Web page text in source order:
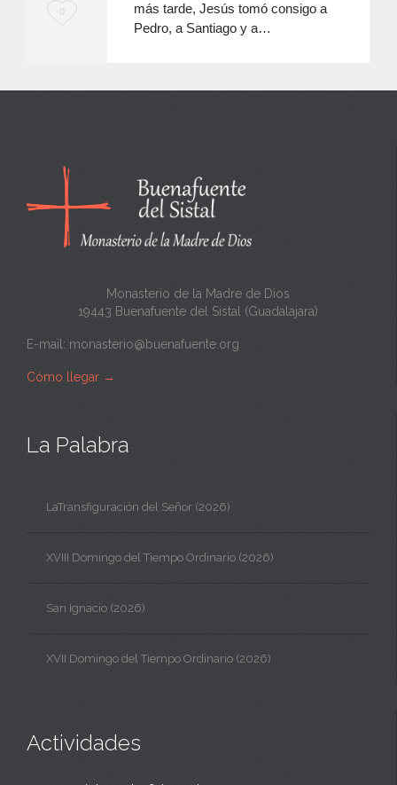
M
n
a
0
más tarde, Jesús tomó consigo a
Pedro, a Santiago y a…
Monasterio de la Madre de Dios
19443 Buenafuente del Sistal (Guadalajara)
E-mail: monasterio@buenafuente.org
Cómo llegar →
La Palabra
LaTransfiguración del Señor (2026)
XVIII Domingo del Tiempo Ordinario (2026)
San Ignacio (2026)
XVII Domingo del Tiempo Ordinario (2026)
Actividades